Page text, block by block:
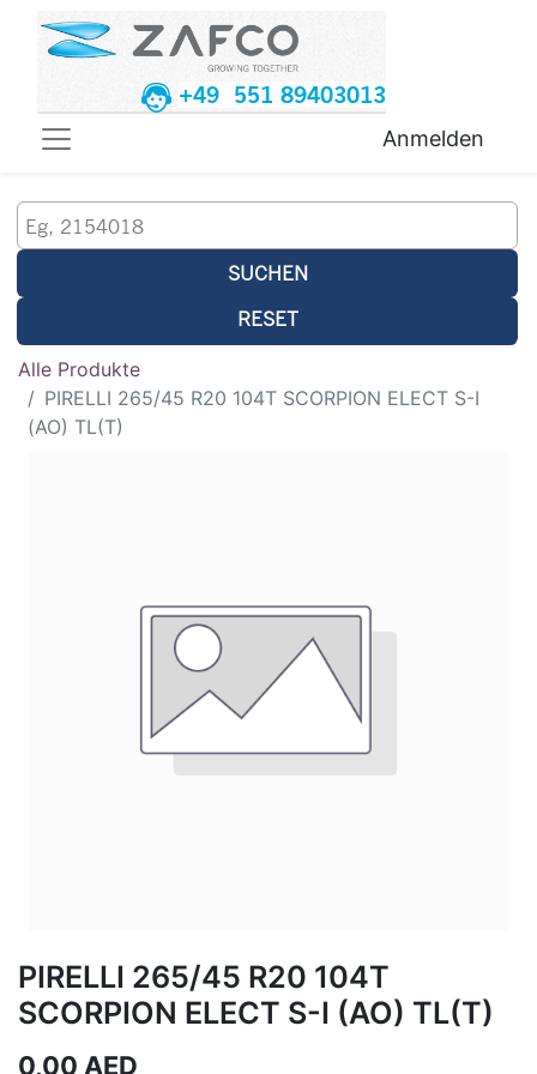
+49 551 89403013
Anmelden
SUCHEN
RESET
Alle Produkte
PIRELLI 265/45 R20 104T SCORPION ELECT S-I
(AO) TL(T)
PIRELLI 265/45 R20 104T
SCORPION ELECT S-I (AO) TL(T)
0,00 AED